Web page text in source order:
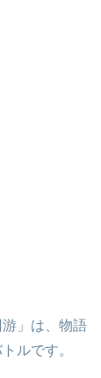
游」は、物語
ルです。